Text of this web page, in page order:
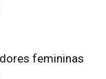
femininas